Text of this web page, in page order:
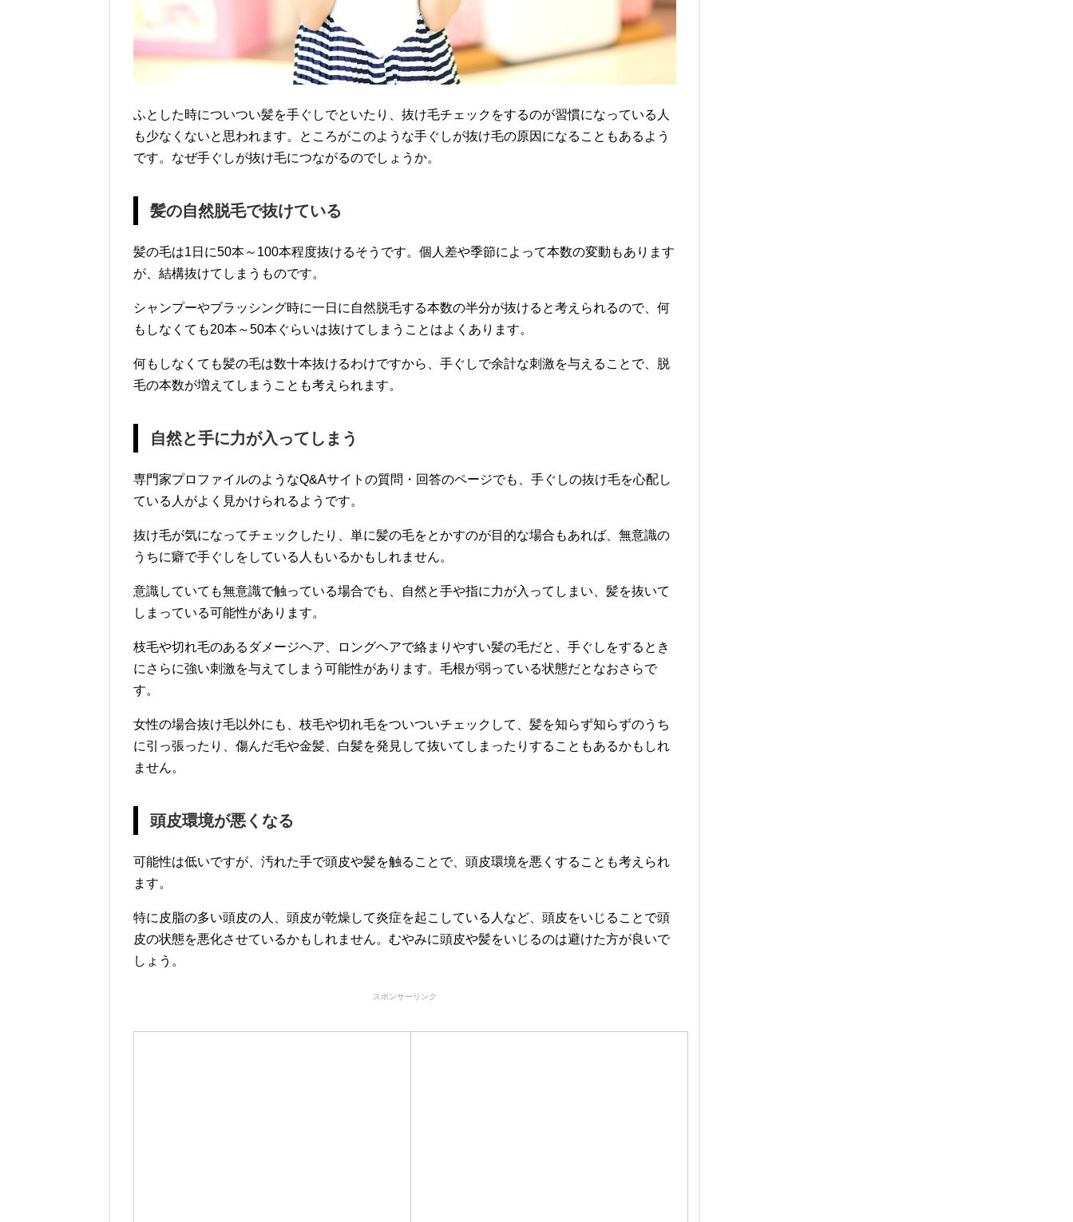
ふとした時についつい髪を手ぐしでといたり、抜け毛チェックをするのが習慣になっている人
も少なくないと思われます。ところがこのような手ぐしが抜け毛の原因になることもあるよう
です。なぜ手ぐしが抜け毛につながるのでしょうか。
髪の自然脱毛で抜けている
髪の毛は1日に50本～100本程度抜けるそうです。個人差や季節によって本数の変動もあります
が、結構抜けてしまうものです。
シャンプーやブラッシング時に一日に自然脱毛する本数の半分が抜けると考えられるので、何
もしなくても20本～50本ぐらいは抜けてしまうことはよくあります。
何もしなくても髪の毛は数十本抜けるわけですから、手ぐしで余計な刺激を与えることで、脱
毛の本数が増えてしまうことも考えられます。
自然と手に力が入ってしまう
専門家プロファイルのようなQ&Aサイトの質問・回答のページでも、手ぐしの抜け毛を心配し
ている人がよく見かけられるようです。
抜け毛が気になってチェックしたり、単に髪の毛をとかすのが目的な場合もあれば、無意識の
うちに癖で手ぐしをしている人もいるかもしれません。
意識していても無意識で触っている場合でも、自然と手や指に力が入ってしまい、髪を抜いて
しまっている可能性があります。
枝毛や切れ毛のあるダメージヘア、ロングヘアで絡まりやすい髪の毛だと、手ぐしをするとき
にさらに強い刺激を与えてしまう可能性があります。毛根が弱っている状態だとなおさらで
す。
女性の場合抜け毛以外にも、枝毛や切れ毛をついついチェックして、髪を知らず知らずのうち
に引っ張ったり、傷んだ毛や金髪、白髪を発見して抜いてしまったりすることもあるかもしれ
ません。
頭皮環境が悪くなる
可能性は低いですが、汚れた手で頭皮や髪を触ることで、頭皮環境を悪くすることも考えられ
ます。
特に皮脂の多い頭皮の人、頭皮が乾燥して炎症を起こしている人など、頭皮をいじることで頭
皮の状態を悪化させているかもしれません。むやみに頭皮や髪をいじるのは避けた方が良いで
しょう。
スポンサーリンク